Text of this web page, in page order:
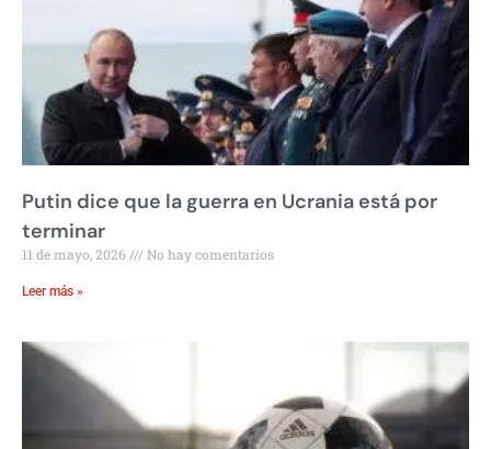
Putin dice que la guerra en Ucrania está por
terminar
11 de mayo, 2026 No hay comentarios
Leer más »